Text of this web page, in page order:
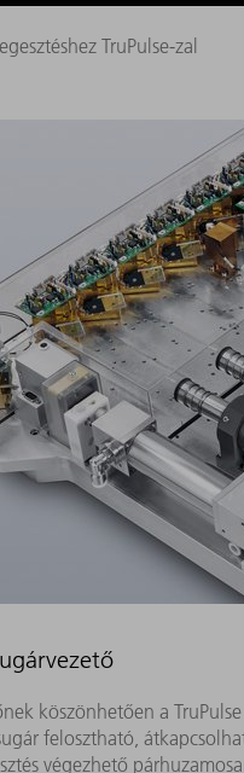
TruPulse-zal
köszönhetően a
felosztható,
végezhető